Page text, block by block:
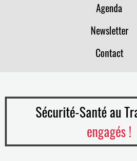
Agenda
Newsletter
Contact
Sécurité-Santé au
engagés !